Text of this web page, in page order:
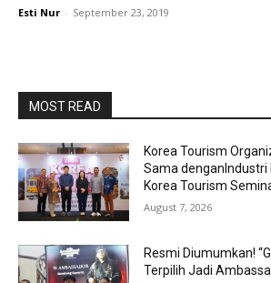
Esti Nur - September 23, 2019
MOST READ
Korea Tourism
Sama
Korea Tourism
August 7, 2026
Resmi Diumumkan!
Terpilih Jadi